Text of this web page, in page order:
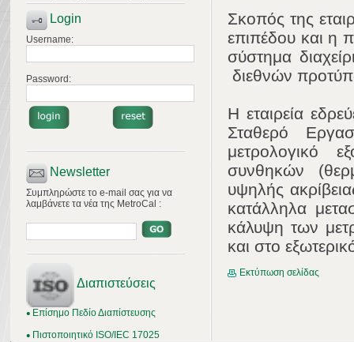
Login
Username:
Password:
Newsletter
Συμπληρώστε το e-mail σας για να
λαμβάνετε τα νέα της MetroCal :
Διαπιστεύσεις
Επίσημο Πεδίο Διαπίστευσης
Πιστοποιητικό ISO/IEC 17025
Σκοπός της
επιπέδου και η
σύστημα
διεθνών
Η εταιρεία
Σταθερό
μετρολογικό
συνθηκών
υψηλής
κατάλληλα
κάλυψη των
και στο
Εκτύπωση σελίδας